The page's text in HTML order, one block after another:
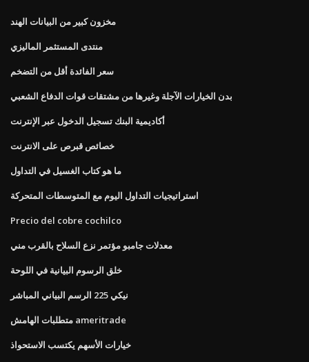
مخزون كبير من البيانات الهند
منتدى المستثمر الماليزي
سعر الفائدة أقل من التضخم
بدن الخيارات الآجلة وغيرها من مشتقات قوات الدفاع الشعبي
أكاديمية البنك تسجيل الدخول عبر الإنترنت
خصائص قبرص على الانترنت
ما هو كتاب الغسيل في التداول
استراتيجيات التداول اليوم مع المتوسطات المتحركة
Precio del cobre cochilco
معدلات جامبو مؤتمر نزع السلاح بالقرب مني
خلق الرسوم البيانية في اللوحة
نيكي 225 الرسم البياني المباشر
متطلبات الهامش ameritrade
خيارات الأسهم يكتسب الاستحواذ